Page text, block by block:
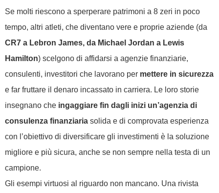
Se molti riescono a sperperare patrimoni a 8 zeri in poco
tempo, altri atleti, che diventano vere e proprie aziende (da
CR7 a Lebron James, da Michael Jordan a Lewis
Hamilton) scelgono di affidarsi a agenzie finanziarie,
consulenti, investitori che lavorano per mettere in sicurezza
e far fruttare il denaro incassato in carriera. Le loro storie
insegnano che ingaggiare fin dagli inizi un’agenzia di
consulenza finanziaria solida e di comprovata esperienza
con l’obiettivo di diversificare gli investimenti è la soluzione
migliore e più sicura, anche se non sempre nella testa di un
campione.
Gli esempi virtuosi al riguardo non mancano. Una rivista